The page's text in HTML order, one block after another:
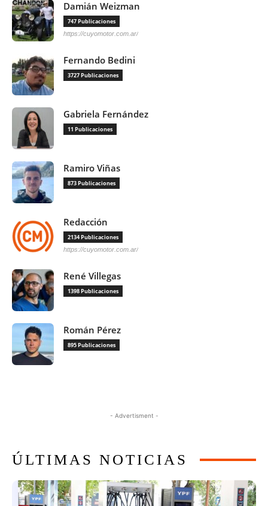
Damián Weizman
747 Publicaciones
https://cuyomotor.com.ar/
Fernando Bedini
3727 Publicaciones
Gabriela Fernández
11 Publicaciones
Ramiro Viñas
873 Publicaciones
Redacción
2134 Publicaciones
https://cuyomotor.com.ar/
René Villegas
1398 Publicaciones
Román Pérez
895 Publicaciones
- Advertisment -
ÚLTIMAS NOTICIAS